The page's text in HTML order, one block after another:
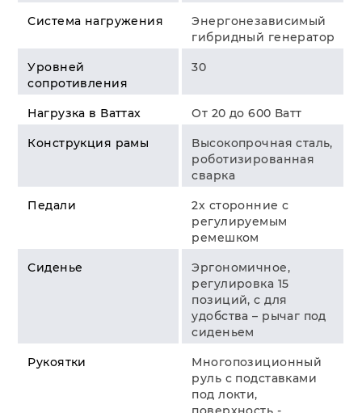
Система нагружения
Энергонезависимый
гибридный генератор
Уровней
сопротивления
30
Нагрузка в Ваттах От 20 до 600 Ватт
Конструкция рамы
Высокопрочная сталь,
роботизированная
сварка
Педали
2х сторонние с
регулируемым
ремешком
Сиденье
Эргономичное,
регулировка 15
позиций, с для
удобства – рычаг под
сиденьем
Рукоятки
Многопозиционный
руль с подставками
под локти,